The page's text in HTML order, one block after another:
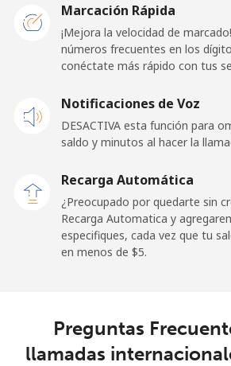
Línea fija ⁦1.5¢⁩ 333
⁦2.4¢⁩ 208
Celular ⁦30.9¢⁩ 16
French Polynesia
Celular ⁦33.9¢⁩ 14
Marcación Rápida
¡Mejora la velocidad de
números frecuentes en los
conéctate más rápido con tus
Notificaciones de Voz
DESACTIVA esta función para
saldo y minutos al hacer la
Recarga Automática
¿Preocupado por quedarte sin
Recarga Automatica y
especifiques, cada vez que tu
en menos de ⁦$5⁩.
Preguntas
llamadas